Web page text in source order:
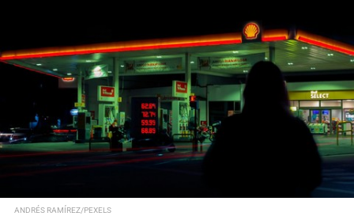
ANDRÉS RAMÍREZ/PEXELS